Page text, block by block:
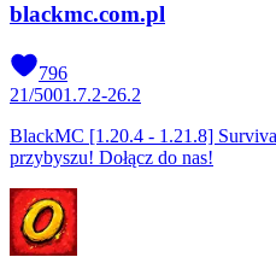
blackmc.com.pl
796
21/5001.7.2-26.2
BlackMC [1.20.4 - 1.21.8]
przybyszu! Dołącz do nas!